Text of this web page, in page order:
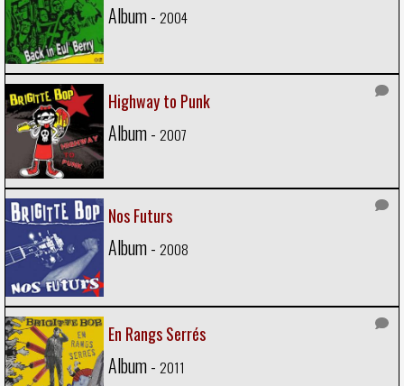
Album - 2004
Highway to Punk
Album - 2007
Nos Futurs
Album - 2008
En Rangs Serrés
Album - 2011